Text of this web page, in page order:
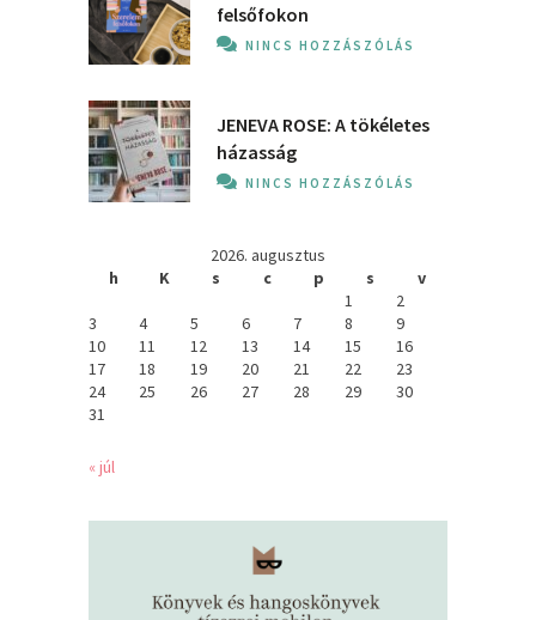
felsőfokon
NINCS HOZZÁSZÓLÁS
JENEVA ROSE: A ​tökéletes
házasság
NINCS HOZZÁSZÓLÁS
2026. augusztus
h
K s c p s
v
1
2
3
4 5 6 7 8
9
10
11 12 13 14 15
16
17
18 19 20 21 22
23
24
25 26 27 28 29
30
31
« júl